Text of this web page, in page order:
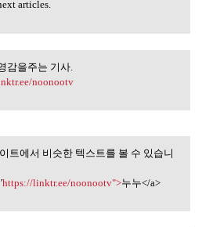
articles.
감을주는 기사.
감을주는 기사.
noonootv
이트에서 비슷한 텍스트
있습니다.
트에서 비슷한 텍스트를 볼 수 있습니
https://linktr.ee/noonootv">누누</a>